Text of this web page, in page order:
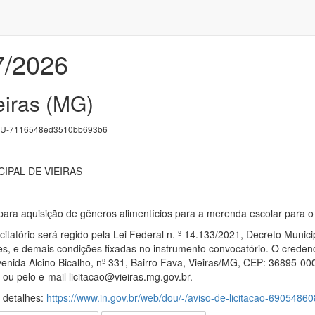
2026
(MG)
7116548ed3510bb693b6
DE VIEIRAS
aquisição de gêneros alimentícios para a merenda escolar para
será regido pela Lei Federal n. º 14.133/2021, Decreto
e demais condições fixadas no instrumento convocatório. O
Alcino Bicalho, nº 331, Bairro Fava, Vieiras/MG, CEP: 36895-
pelo e-mail licitacao@vieiras.mg.gov.br.
https://www.in.gov.br/web/dou/-/aviso-de-licitacao-